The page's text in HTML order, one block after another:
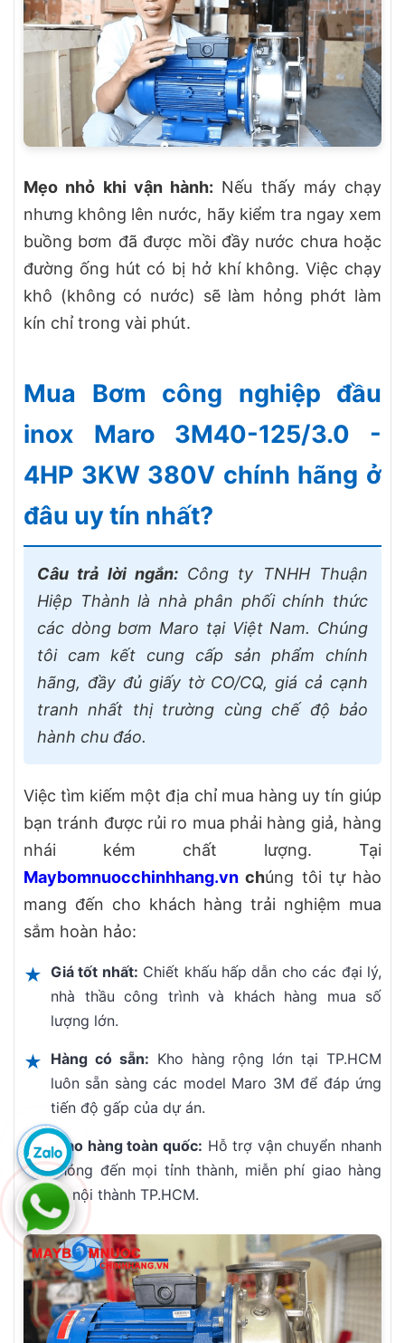
Mẹo nhỏ khi vận hành: Nếu thấy máy chạy
nhưng không lên nước, hãy kiểm tra ngay xem
buồng bơm đã được mồi đầy nước chưa hoặc
đường ống hút có bị hở khí không. Việc chạy
khô (không có nước) sẽ làm hỏng phớt làm
kín chỉ trong vài phút.
Mua Bơm công nghiệp đầu
inox Maro 3M40-125/3.0 -
4HP 3KW 380V chính hãng ở
đâu uy tín nhất?
Câu trả lời ngắn:Công ty TNHH Thuận
Hiệp Thành là nhà phân phối chính thức
các dòng bơm Maro tại Việt Nam. Chúng
tôi cam kết cung cấp sản phẩm chính
hãng, đầy đủ giấy tờ CO/CQ, giá cả cạnh
tranh nhất thị trường cùng chế độ bảo
hành chu đáo.
Việc tìm kiếm một địa chỉ mua hàng uy tín giúp
bạn tránh được rủi ro mua phải hàng giả, hàng
nhái kém chất lượng. Tại
Maybomnuocchinhhang.vn chúng tôi tự hào
mang đến cho khách hàng trải nghiệm mua
sắm hoàn hảo:
★ Giá tốt nhất: Chiết khấu hấp dẫn cho các đại lý,
nhà thầu công trình và khách hàng mua số
lượng lớn.
★ Hàng có sẵn: Kho hàng rộng lớn tại TP.HCM
luôn sẵn sàng các model Maro 3M để đáp ứng
tiến độ gấp của dự án.
★ Giao hàng toàn quốc: Hỗ trợ vận chuyển nhanh
chóng đến mọi tỉnh thành, miễn phí giao hàng
tại nội thành TP.HCM.